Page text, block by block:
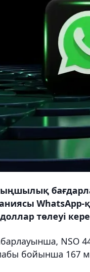
төлеуі
NSO
бойынша 167